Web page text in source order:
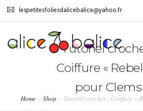
lespetitesfoliesdalicebalice@yahoo.fr
GESTION DES ÉMOTIONS
Tutoriel
Coiffure «
pour Clems
Home Shop Tutoriel crochet : Coiffure «